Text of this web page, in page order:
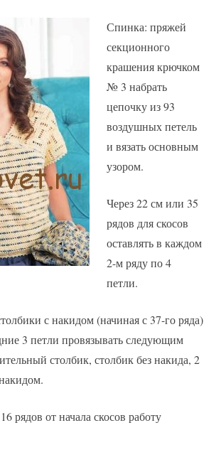
Спинка: пряжей
секционного
крашения крючком
№ 3 набрать
цепочку из 93
воздушных петель
и вязать основным
узором.
Через 22 см или 35
рядов для скосов
оставлять в каждом
2-м ряду по 4
петли.
с накидом (начиная с 37-го ряда)
3 петли провязывать следующим
столбик, столбик без накида, 2
рядов от начала скосов работу